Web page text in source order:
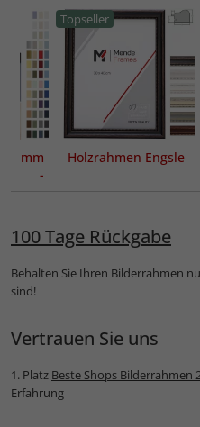
-
Topseller
Holzrahmen Engsle
100 Tage Rückgabe
Behalten Sie Ihren Bilderrahmen
sind!
Vertrauen Sie uns
1. Platz Beste Shops Bilderrahmen
Erfahrung